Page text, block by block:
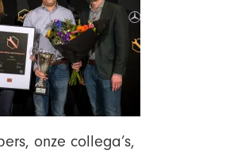
onze collega’s,